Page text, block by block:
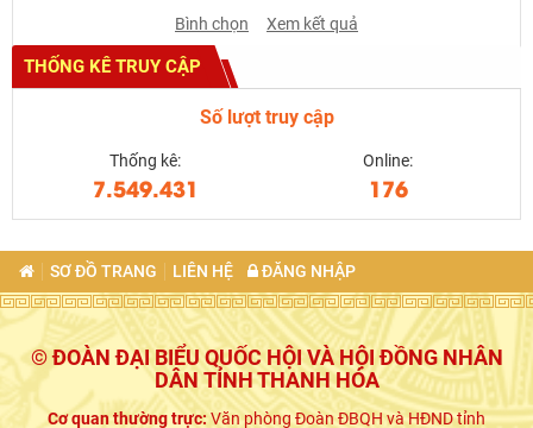
Bình chọn Xem kết quả
THỐNG KÊ TRUY CẬP
Số lượt truy cập
Thống kê:
7.549.431
Online:
176
SƠ ĐỒ TRANG LIÊN HỆ ĐĂNG NHẬP
© ĐOÀN ĐẠI BIỂU QUỐC HỘI VÀ HỘI ĐỒNG NHÂN
DÂN TỈNH THANH HÓA
Cơ quan thường trực:Văn phòng Đoàn ĐBQH và HĐND tỉnh